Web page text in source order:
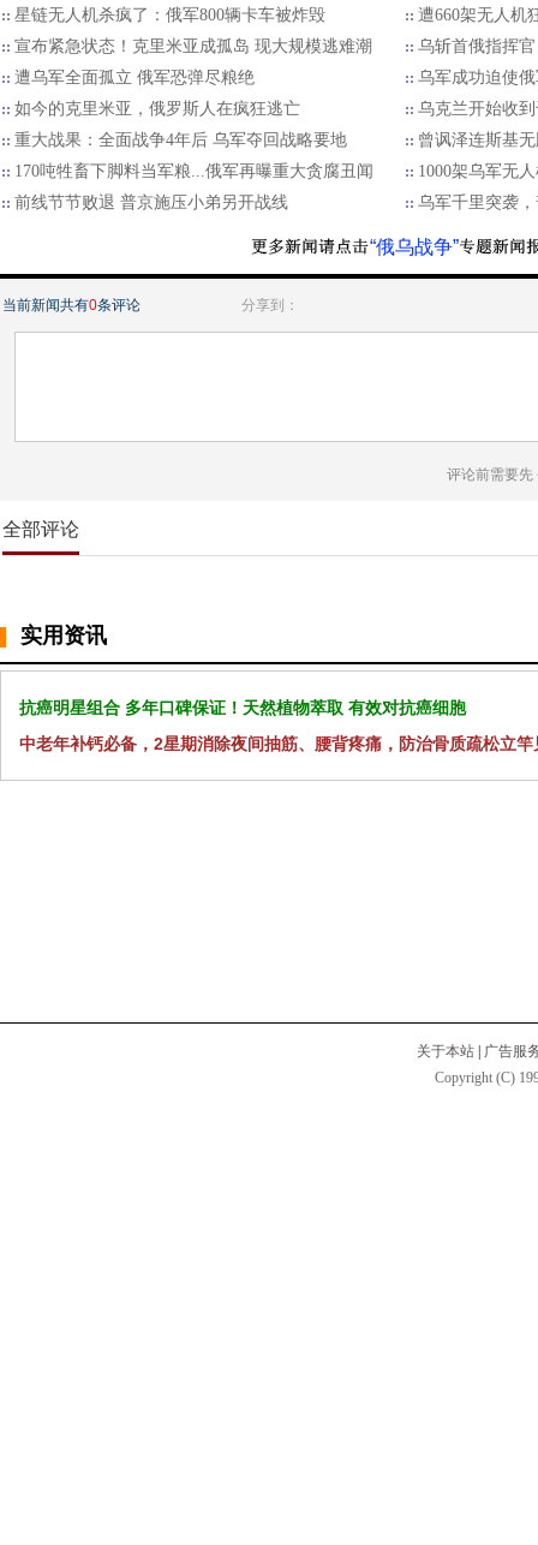
星链无人机杀疯了：俄军800辆卡车被炸毁
遭660架无人机
宣布紧急状态！克里米亚成孤岛 现大规模逃难潮
乌斩首俄指挥
遭乌军全面孤立 俄军恐弹尽粮绝
乌军成功迫使
如今的克里米亚，俄罗斯人在疯狂逃亡
乌克兰开始收
重大战果：全面战争4年后 乌军夺回战略要地
曾讽泽连斯基
170吨牲畜下脚料当军粮...俄军再曝重大贪腐丑闻
1000架乌军无
前线节节败退 普京施压小弟另开战线
乌军千里突袭
“俄乌战争”
当前新闻共有0条评论 分享到：
评论前需要先
全部评论
实用资讯
抗癌明星组合 多年口碑保证！天然植物萃取 有效对抗癌细胞
中老年补钙必备，2星期消除夜间抽筋、腰背疼痛，防治骨质疏松立竿
关于本站
广告服
Copyright (C)